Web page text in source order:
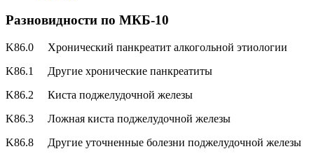
Разновидности по МКБ-10
K86.0 Хронический панкреатит алкогольной этиологии
K86.1 Другие хронические панкреатиты
K86.2 Киста поджелудочной железы
K86.3 Ложная киста поджелудочной железы
K86.8 Другие уточненные болезни поджелудочной железы